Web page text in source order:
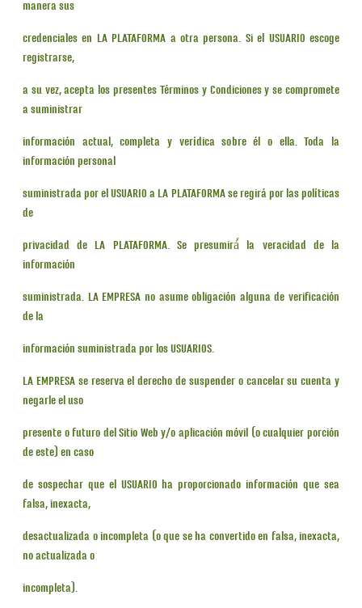
manera sus
credenciales en LA PLATAFORMA a otra persona. Si el USUARIO escoge
registrarse,
a su vez, acepta los presentes Términos y Condiciones y se compromete
a suministrar
información actual, completa y verídica sobre él o ella. Toda la
información personal
suministrada por el USUARIO a LA PLATAFORMA se regirá por las políticas
de
privacidad de LA PLATAFORMA. Se presumirá́ la veracidad de la
información
suministrada. LA EMPRESA no asume obligación alguna de verificación
de la
información suministrada por los USUARIOS.
LA EMPRESA se reserva el derecho de suspender o cancelar su cuenta y
negarle el uso
presente o futuro del Sitio Web y/o aplicación móvil (o cualquier porción
de este) en caso
de sospechar que el USUARIO ha proporcionado información que sea
falsa, inexacta,
desactualizada o incompleta (o que se ha convertido en falsa, inexacta,
no actualizada o
incompleta).